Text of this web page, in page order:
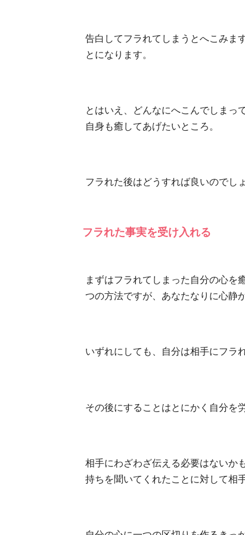
告白してフラれてしまうとへこみま
とになります。
とはいえ、どんなにへこんでしまっ
自身も癒してあげたいところ。
フラれた後はどうすれば良いのでし
フラれた事実を受け入れる
まずはフラれてしまった自分の心を
つの方法ですが、あなたなりに心静
いずれにしても、自分は相手にフラ
その後にすることはとにかく自分を
相手にわざわざ伝える必要はないか
持ちを聞いてくれたことに対して相